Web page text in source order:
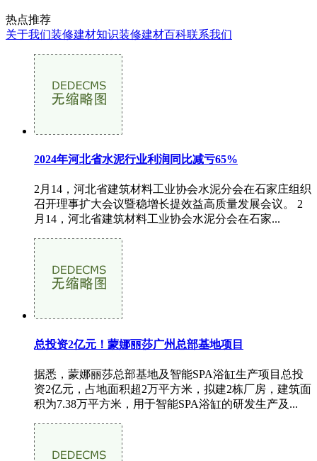
热点推荐
关于我们装修建材知识装修建材百科联系我们
2024年河北省水泥行业利润同比减亏65%
2月14，河北省建筑材料工业协会水泥分会在石家庄组织
召开理事扩大会议暨稳增长提效益高质量发展会议。 2
月14，河北省建筑材料工业协会水泥分会在石家...
总投资2亿元！蒙娜丽莎广州总部基地项目
据悉，蒙娜丽莎总部基地及智能SPA浴缸生产项目总投
资2亿元，占地面积超2万平方米，拟建2栋厂房，建筑面
积为7.38万平方米，用于智能SPA浴缸的研发生产及...